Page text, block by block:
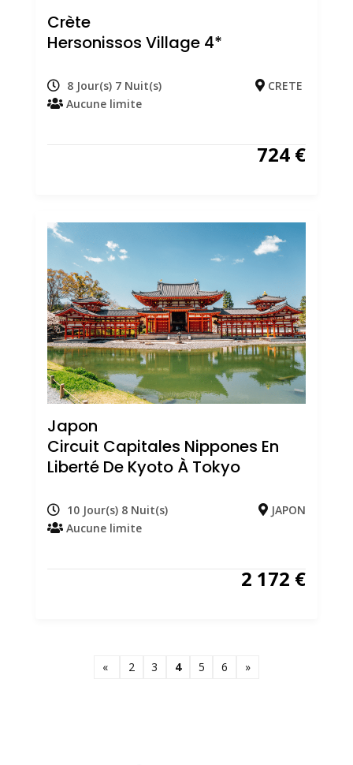
Crète
Hersonissos Village 4*
8 Jour(s) 7 Nuit(s)
CRETE
Aucune limite
724 €
Japon
Circuit Capitales Nippones En
Liberté De Kyoto À Tokyo
10 Jour(s) 8 Nuit(s)
JAPON
Aucune limite
2 172 €
« 2 3 4 5 6 »